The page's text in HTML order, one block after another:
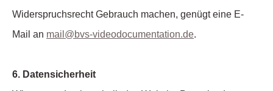
Widerspruchsrecht Gebrauch machen, genügt eine E-
Mail an mail@bvs-videodocumentation.de.
6. Datensicherheit